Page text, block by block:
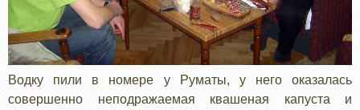
Водку пили в номере у Руматы, у него оказалась
совершенно неподражаемая квашеная капуста и